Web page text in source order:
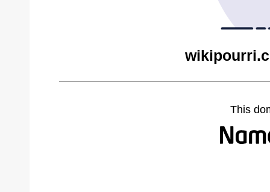
This